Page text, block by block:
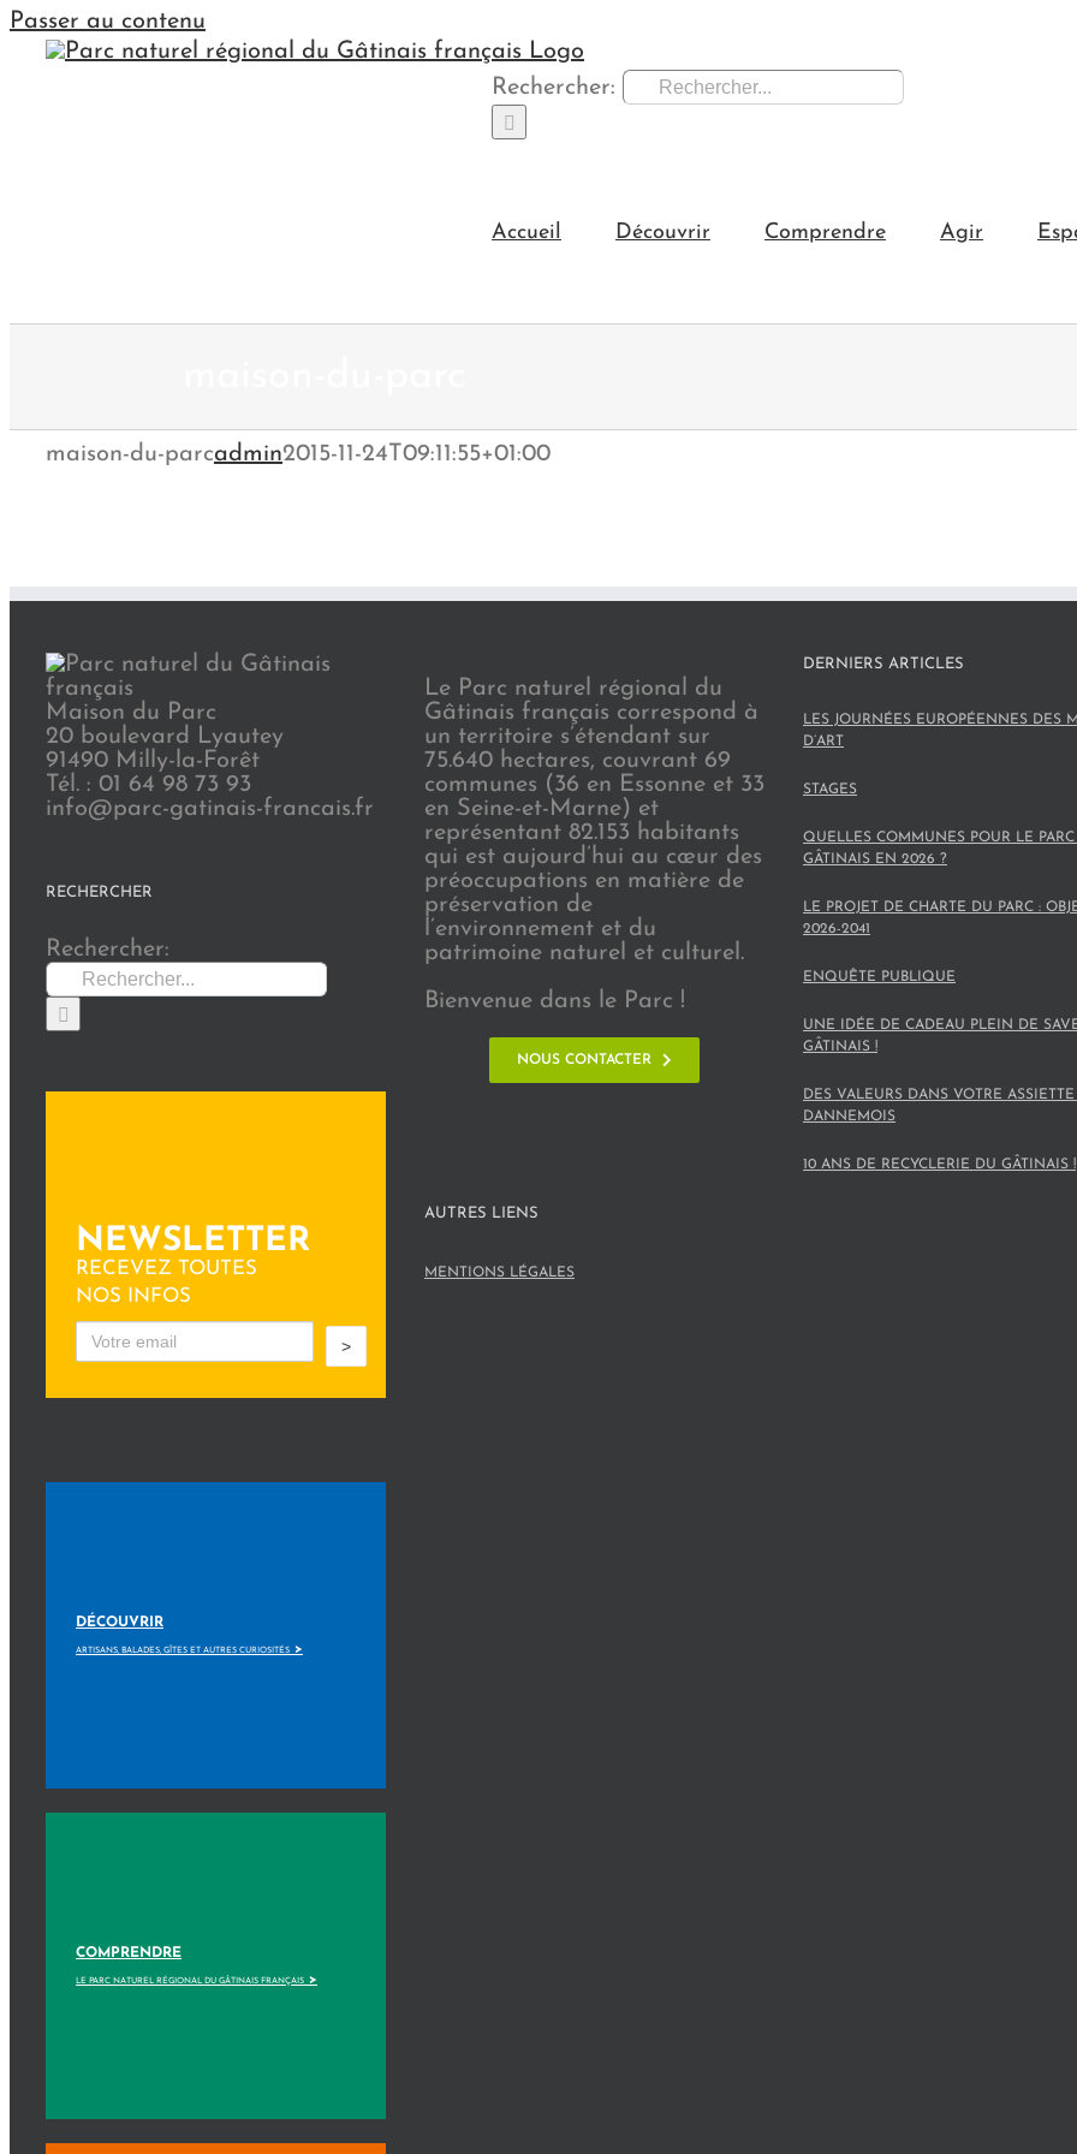
Passer au contenu
Rechercher:
Accueil Découvrir Comprendre Agir
maison-du-parcadmin2015-11-24T09:11:55+01:00
Maison du Parc
20 boulevard Lyautey
91490 Milly-la-Forêt
Tél. : 01 64 98 73 93
info@parc-gatinais-francais.fr
RECHERCHER
Rechercher:
NEWSLETTER
RECEVEZ TOUTES
NOS INFOS
>
DÉCOUVRIR
ARTISANS, BALADES, GÎTES ET AUTRES CURIOSITÉS >
COMPRENDRE
LE PARC NATUREL RÉGIONAL DU GÂTINAIS FRANÇAIS >
Le Parc naturel régional du
Gâtinais français correspond à
un territoire s’étendant sur
75.640 hectares, couvrant 69
communes (36 en Essonne et 33
en Seine-et-Marne) et
représentant 82.153 habitants
qui est aujourd’hui au cœur des
préoccupations en matière de
préservation de
l’environnement et du
patrimoine naturel et culturel.
Bienvenue dans le Parc !
NOUS CONTACTER
DERNIERS ARTICLES
LES JOURNÉES EUROPÉENNES DES
D’ART
STAGES
QUELLES COMMUNES POUR LE
GÂTINAIS EN 2026 ?
LE PROJET DE CHARTE DU PARC :
2026-2041
ENQUÊTE PUBLIQUE
UNE IDÉE DE CADEAU PLEIN DE
GÂTINAIS !
DES VALEURS DANS VOTRE
DANNEMOIS
10 ANS DE RECYCLERIE DU GÂTINAIS !
AUTRES LIENS
MENTIONS LÉGALES